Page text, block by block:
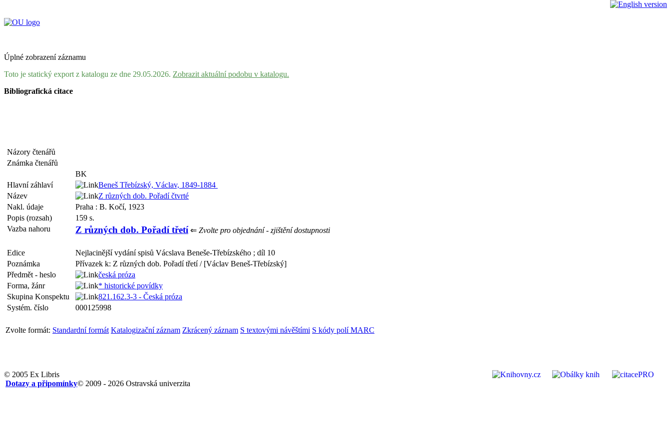
Úplné zobrazení záznamu
Toto je statický export z katalogu ze dne 29.05.2026. Zobrazit aktuální podobu v katalogu.
Bibliografická citace
Názory čtenářů
Známka čtenářů
BK
Hlavní záhlaví
Beneš Třebízský, Václav, 1849-1884
Název
Z různých dob. Pořadí čtvrté
Nakl. údaje
Praha : B. Kočí, 1923
Popis (rozsah)
159 s.
Vazba nahoru
Z různých dob. Pořadí třetí ⇐ Zvolte pro objednání - zjištění dostupnosti
Edice
Nejlacinější vydání spisů Vácslava Beneše-Třebízského ; díl 10
Poznámka
Přívazek k: Z různých dob. Pořadí třetí / [Václav Beneš-Třebízský]
Předmět - heslo
česká próza
Forma, žánr
* historické povídky
Skupina Konspektu
821.162.3-3 - Česká próza
Systém. číslo
000125998
Zvolte formát: Standardní formát Katalogizační záznam Zkrácený záznam S textovými návěštími S kódy polí MARC
© 2005 Ex Libris
© 2009 - 2026 Ostravská univerzita
Dotazy a připomínky